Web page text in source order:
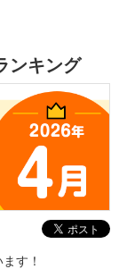
ンキング
す！